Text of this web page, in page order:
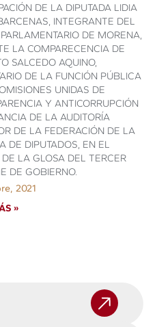
DE LA DIPUTADA LIDIA
INTEGRANTE DEL
DE MORENA,
LA COMPARECENCIA DE
SALCEDO AQUINO,
DE LA FUNCIÓN PÚBLICA
UNIDAS DE
Y ANTICORRUPCIÓN
DE LA AUDITORÍA
DE LA FEDERACIÓN DE LA
DE DIPUTADOS, EN EL
LA GLOSA DEL TERCER
DE GOBIERNO.
2021
»